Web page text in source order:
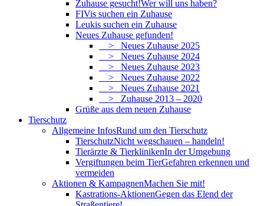
Zuhause gesucht!Wer will uns haben?
FIVis suchen ein Zuhause
Leukis suchen ein Zuhause
Neues Zuhause gefunden!
> Neues Zuhause 2025
> Neues Zuhause 2024
> Neues Zuhause 2023
> Neues Zuhause 2022
> Neues Zuhause 2021
> Zuhause 2013 – 2020
Grüße aus dem neuen Zuhause
Tierschutz
Allgemeine InfosRund um den Tierschutz
TierschutzNicht wegschauen – handeln!
Tierärzte & TierklinikenIn der Umgebung
Vergiftungen beim TierGefahren erkennen und
vermeiden
Aktionen & KampagnenMachen Sie mit!
Kastrations-AktionenGegen das Elend der